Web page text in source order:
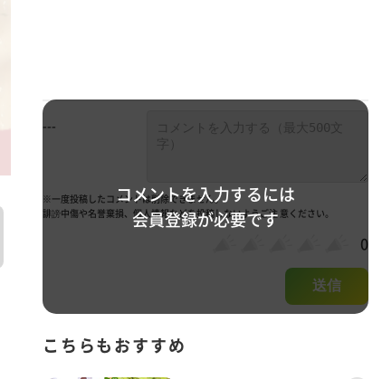
コメントを入力するには
会員登録が必要です
---
※一度投稿したコメントは削除できません。
誹謗中傷や名誉棄損、個人情報などを投稿しないようご注 意ください。
0
送信
こちらもおすすめ